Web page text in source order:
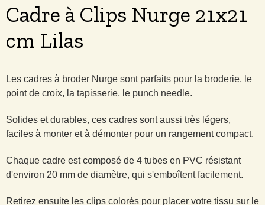
Cadre à Clips Nurge 21x21
cm Lilas
Les cadres à broder Nurge sont parfaits pour la broderie, le
point de croix, la tapisserie, le punch needle.
Solides et durables, ces cadres sont aussi très légers,
faciles à monter et à démonter pour un rangement compact.
Chaque cadre est composé de 4 tubes en PVC résistant
d'environ 20 mm de diamètre, qui s'emboîtent facilement.
Retirez ensuite les clips colorés pour placer votre tissu sur le